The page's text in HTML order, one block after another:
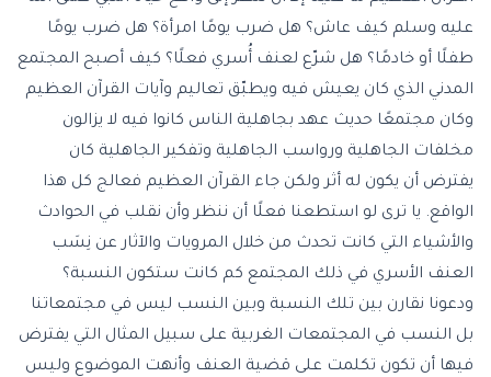
عليه وسلم كيف عاش؟ هل ضرب يومًا امرأة؟ هل ضرب يومًا
طفلًا أو خادمًا؟ هل شرّع لعنف أُسري فعلًا؟ كيف أصبح المجتمع
المدني الذي كان يعيش فيه ويطبّق تعاليم وآيات القرآن العظيم
وكان مجتمعًا حديث عهد بجاهلية الناس كانوا فيه لا يزالون
مخلفات الجاهلية ورواسب الجاهلية وتفكير الجاهلية كان
يفترض أن يكون له أثر ولكن جاء القرآن العظيم فعالج كل هذا
الواقع. يا ترى لو استطعنا فعلًا أن ننظر وأن نقلب في الحوادث
والأشياء التي كانت تحدث من خلال المرويات والآثار عن نِسَب
العنف الأسري في ذلك المجتمع كم كانت ستكون النسبة؟
ودعونا نقارن بين تلك النسبة وبين النسب ليس في مجتمعاتنا
بل النسب في المجتمعات الغربية على سبيل المثال التي يفترض
فيها أن تكون تكلمت على قضية العنف وأنهت الموضوع وليس